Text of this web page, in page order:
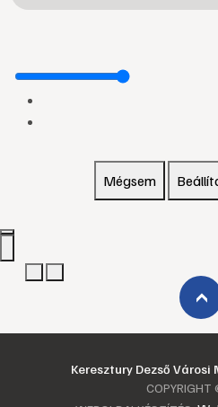
Mégsem
›
Keresztury Dezső Városi